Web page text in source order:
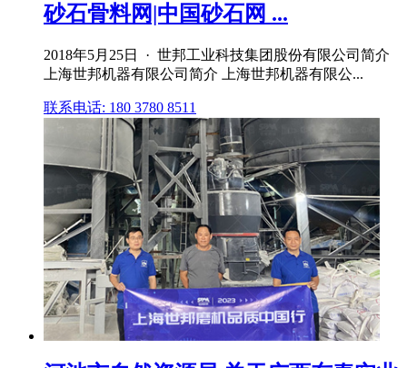
砂石骨料网|中国砂石网 ...
2018年5月25日 · 世邦工业科技集团股份有限公司简介
上海世邦机器有限公司简介 上海世邦机器有限公...
联系电话: 180 3780 8511